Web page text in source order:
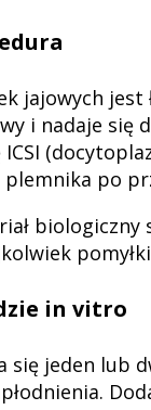
jajowych
i nadaje się
po
in vitro
jeden lub